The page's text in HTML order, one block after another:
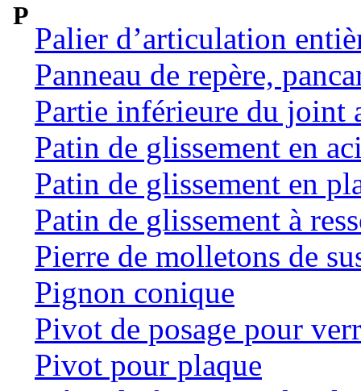
P
Palier d’articulation
Panneau de repère,
Partie inférieure du joint
Patin de glissement en
Patin de glissement en
Patin de glissement à
Pierre de molletons de
Pignon conique
Pivot de posage pour
Pivot pour plaque